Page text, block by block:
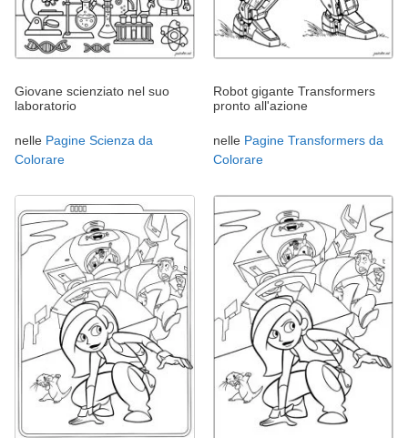
Giovane scienziato nel suo
laboratorio
nelle Pagine Scienza da
Colorare
Robot gigante Transformers
pronto all'azione
nelle Pagine Transformers da
Colorare